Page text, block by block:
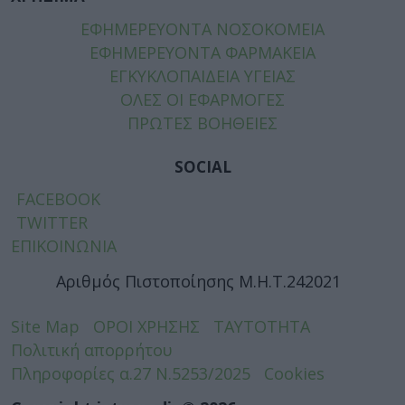
ΕΦΗΜΕΡΕΥΟΝΤΑ ΝΟΣΟΚΟΜΕΙΑ
ΕΦΗΜΕΡΕΥΟΝΤΑ ΦΑΡΜΑΚΕΙΑ
ΕΓΚΥΚΛΟΠΑΙΔΕΙΑ ΥΓΕΙΑΣ
ΟΛΕΣ ΟΙ ΕΦΑΡΜΟΓΕΣ
ΠΡΩΤΕΣ ΒΟΗΘΕΙΕΣ
SOCIAL
FACEBOOK
TWITTER
ΕΠΙΚΟΙΝΩΝΙΑ
Αριθμός Πιστοποίησης Μ.Η.Τ.242021
Site Map ΟΡΟΙ ΧΡΗΣΗΣ
ΤΑΥΤΟΤΗΤΑ
Πολιτική απορρήτου
Πληροφορίες α.27 Ν.5253/2025
Cookies